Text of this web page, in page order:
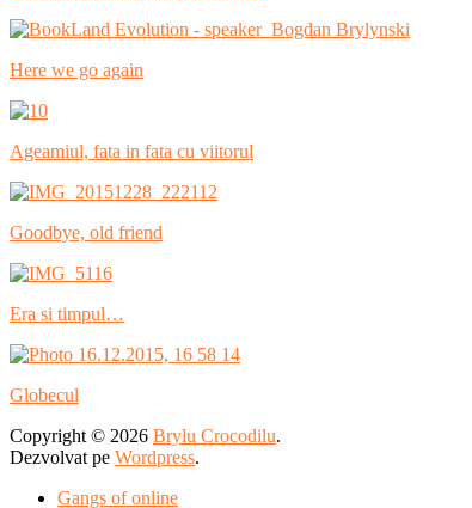
Here we go again
Ageamiul, fata in fata cu viitorul
Goodbye, old friend
Era si timpul…
Globecul
Copyright © 2026 Brylu Crocodilu.
Dezvolvat pe Wordpress.
Gangs of online